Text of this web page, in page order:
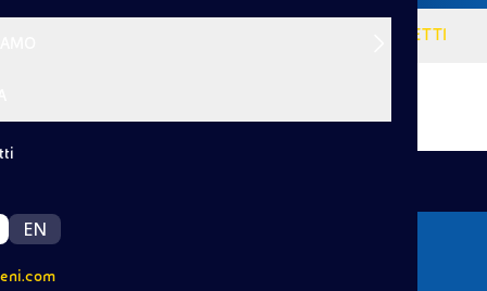
EN
eni.com
PROGETTI
Cookie Policy